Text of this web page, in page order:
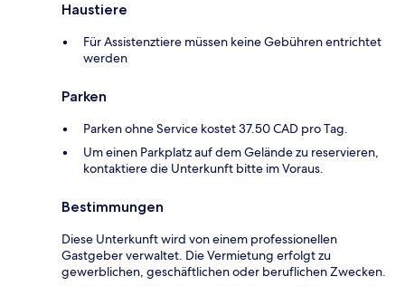
Haustiere
Für Assistenztiere müssen keine Gebühren entrichtet
werden
Parken
Parken ohne Service kostet 37.50 CAD pro Tag.
Um einen Parkplatz auf dem Gelände zu reservieren,
kontaktiere die Unterkunft bitte im Voraus.
Bestimmungen
Diese Unterkunft wird von einem professionellen
Gastgeber verwaltet. Die Vermietung erfolgt zu
gewerblichen, geschäftlichen oder beruflichen Zwecken.